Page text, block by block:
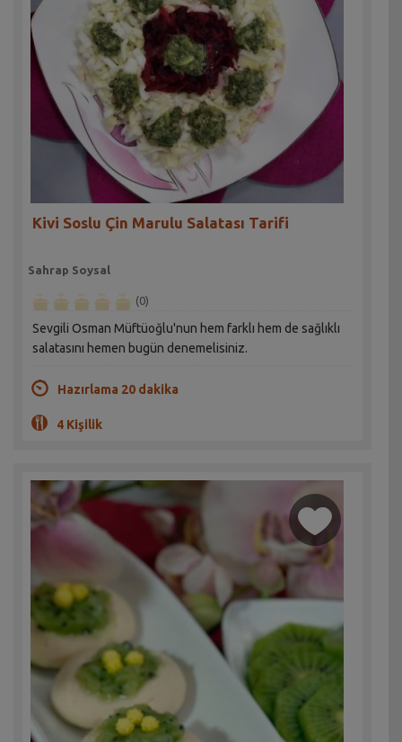
Kivi Soslu Çin Marulu Salatası Tarifi
Sahrap Soysal
(0)
Sevgili Osman Müftüoğlu'nun hem farklı hem de sağlıklı
salatasını hemen bugün denemelisiniz.
Hazırlama 20 dakika
4 Kişilik